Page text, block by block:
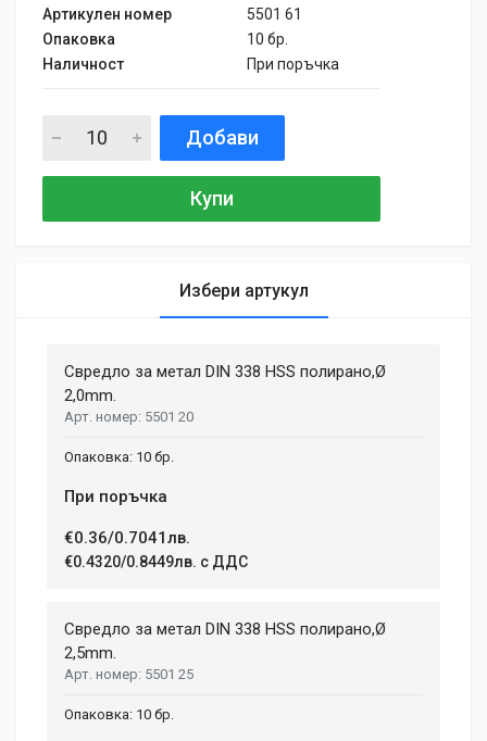
Артикулен номер
5501 61
Опаковка
10 бр.
Наличност
При поръчка
Добави
Купи
Избери артукул
MATERIAL
Aluminium, Plastic
ENGINE TYPE
BATTERY TYPE
CHARGE TIME
Phasellus id mattis nulla. Mauris velit nisi, imperdiet vitae
lacus, at porttitor dui iaculis id. Curabitur imperdiet ultrices
Adam Taylor
12 April, 2018
Aenean non lorem nisl. Duis tempor sollicitudin orci, eget
tincidunt ex semper sit amet. Nullam neque justo, sodales
congue feugiat ac, facilisis a augue. Donec tempor sapien et
mollis, volutpat tellus vitae, accumsan ligula.
Свредло за метал DIN 338 HSS полирано,Ø
2,0mm.
5501 20
10 бр.
При поръчка
€0.36/0.7041лв.
€0.4320/0.8449лв. с ДДС
Свредло за метал DIN 338 HSS полирано,Ø
2,5mm.
5501 25
10 бр.